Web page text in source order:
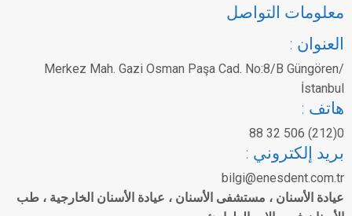
معلومات التواصل
العنوان :
Merkez Mah. Gazi Osman Paşa Cad. No:8/B Güngören/
İstanbul
هاتف :
0(212) 506 32 88
بريد إلكتروني :
bilgi@enesdent.com.tr
عيادة الأسنان ، مستشفى الأسنان ، عيادة الأسنان الخارجية ، طب